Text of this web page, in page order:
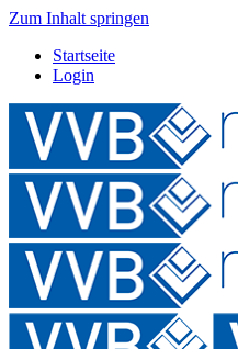
Zum Inhalt springen
Startseite
Login